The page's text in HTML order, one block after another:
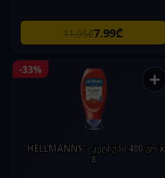
11.95₾7.99₾
-33% +
"HELLMANNS"- კეტჩუპი 480 გრ x
8